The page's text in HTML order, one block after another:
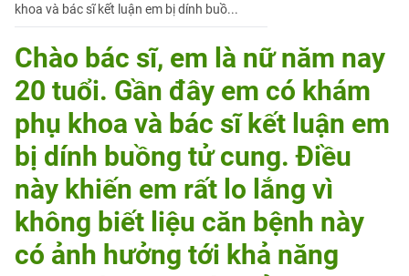
khoa và bác sĩ kết luận em bị dính buồ...
Chào bác sĩ, em là nữ năm nay
20 tuổi. Gần đây em có khám
phụ khoa và bác sĩ kết luận em
bị dính buồng tử cung. Điều
này khiến em rất lo lắng vì
không biết liệu căn bệnh này
có ảnh hưởng tới khả năng